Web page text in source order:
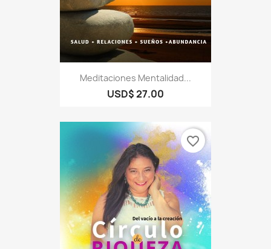
Meditaciones Mentalidad...
USD$ 27.00
favorite_border